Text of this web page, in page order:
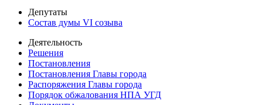
Депутаты
Состав думы VI созыва
Деятельность
Решения
Постановления
Постановления Главы города
Распоряжения Главы города
Порядок обжалования НПА УГД